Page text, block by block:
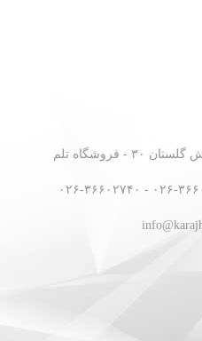
کرج - جاده فردیس - نبش گلستان ۳۰ - فروشگاه تلم